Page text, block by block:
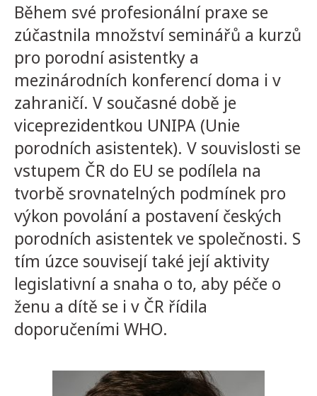
Během své profesionální praxe se
zúčastnila množství seminářů a kurzů
pro porodní asistentky a
mezinárodních konferencí doma i v
zahraničí. V současné době je
viceprezidentkou UNIPA (Unie
porodních asistentek). V souvislosti se
vstupem ČR do EU se podílela na
tvorbě srovnatelných podmínek pro
výkon povolání a postavení českých
porodních asistentek ve společnosti. S
tím úzce souvisejí také její aktivity
legislativní a snaha o to, aby péče o
ženu a dítě se i v ČR řídila
doporučeními WHO.